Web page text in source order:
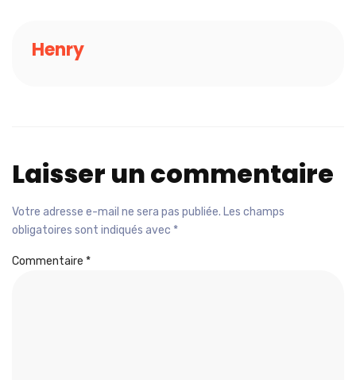
Henry
Laisser un commentaire
Votre adresse e-mail ne sera pas publiée. Les champs
obligatoires sont indiqués avec *
Commentaire *